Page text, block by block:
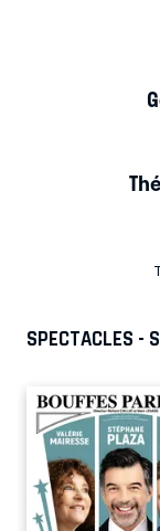
SPECTACLES -